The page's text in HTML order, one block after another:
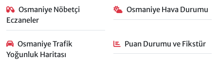
Osmaniye Nöbetçi
Eczaneler
Osmaniye Hava Durumu
Osmaniye Trafik
Yoğunluk Haritası
Puan Durumu ve Fikstür